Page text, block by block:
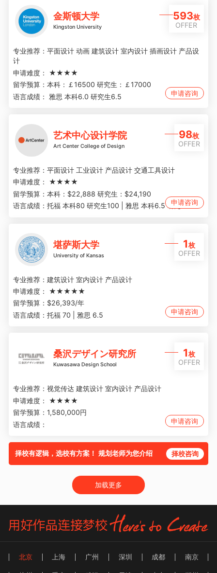
金斯顿大学
Kingston University
593枚
OFFER
专业推荐： 平面设计 动画 建筑设计 室内设计 插画设计 产品设
计
申请难度：
★★★★
留学预算： 本科：￡16500 研究生：￡17000
语言成绩：
雅思 本科6.0 研究生6.5 申请咨询
艺术中心设计学院
Art Center College of Design
98枚
OFFER
专业推荐： 平面设计 工业设计 产品设计 交通工具设计
申请难度：
★★★★
留学预算： 本科：$22,888 研究生：$24,190
语言成绩： 托福 本科80 研究生100 | 雅思 本科6.5 研究生7
申请咨询
堪萨斯大学
University of Kansas
1枚
OFFER
专业推荐： 建筑设计 室内设计 产品设计
申请难度：
★★★★★
留学预算： $26,393/年
语言成绩： 托福 70 | 雅思 6.5 申请咨询
桑沢デザイン研究所
Kuwasawa Design School
1枚
OFFER
专业推荐： 视觉传达 建筑设计 室内设计 产品设计
申请难度：
★★★★
留学预算： 1,580,000円
语言成绩：
申请咨询
择校有逻辑，选校有方案！ 规划老师为您介绍 择校咨询
加载更多
北京 上海 广州 深圳 成都 南京